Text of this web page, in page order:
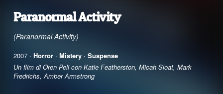
Paranormal Activity
(Paranormal Activity)
2007 · Horror· Mistery· Suspense
Un film di Oren Peli con Katie Featherston, Micah Sloat, Mark
Fredrichs, Amber Armstrong